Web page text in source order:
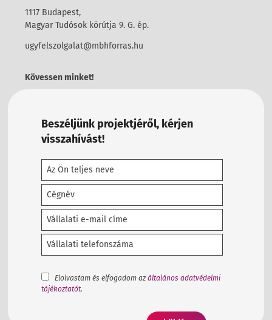
1117 Budapest,
Magyar Tudósok körútja 9. G. ép.
ugyfelszolgalat@mbhforras.hu
Kövessen minket!
Beszéljünk projektjéről, kérjen
visszahívást!
Elolvastam és elfogadom azáltalános adatvédelmi
tájékoztatót.